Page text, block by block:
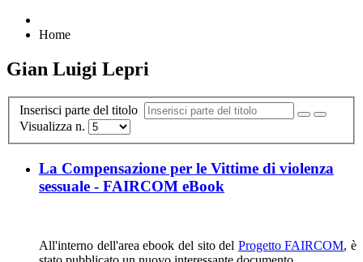
Home
Gian Luigi Lepri
Inserisci parte del titolo
Visualizza n.
La Compensazione per le Vittime di violenza
sessuale - FAIRCOM eBook
All'interno dell'area ebook del sito del Progetto FAIRCOM, è